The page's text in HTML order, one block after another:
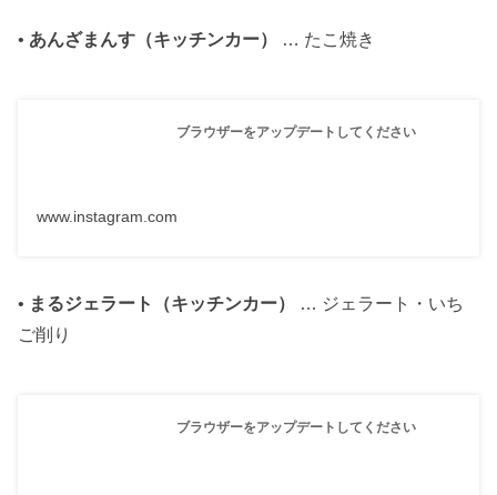
• あんざまんす（キッチンカー） … たこ焼き
ブラウザーをアップデートしてください
www.instagram.com
• まるジェラート（キッチンカー）
… ジェラート・いち
ご削り
ブラウザーをアップデートしてください